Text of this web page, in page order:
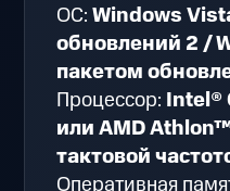
ОС:Windows
обновлений 2 /
пакетом
Процессор: Intel®
или AMD
тактовой